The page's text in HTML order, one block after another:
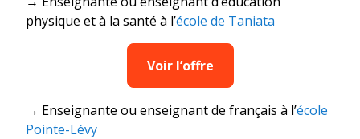
physique et à la santé à l’école de Taniata
Voir l’offre
→ Enseignante ou enseignant de français à l’école
Pointe-Lévy